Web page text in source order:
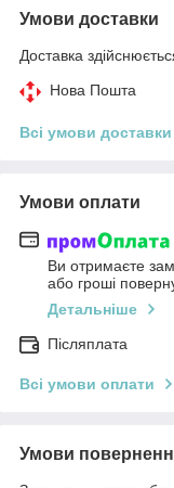
Умови доставки
Доставка
Нова Пошта
Всі умови доставки
Умови оплати
Ви отримаєте
або гроші
Детальніше
Післяплата
Всі умови оплати
Умови